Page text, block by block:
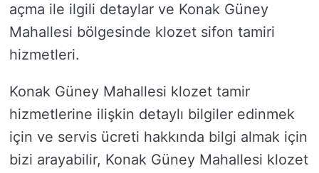
açma ile ilgili detaylar ve Konak Güney
Mahallesi bölgesinde klozet sifon tamiri
hizmetleri.
Konak Güney Mahallesi klozet tamir
hizmetlerine ilişkin detaylı bilgiler edinmek
için ve servis ücreti hakkında bilgi almak için
bizi arayabilir, Konak Güney Mahallesi klozet